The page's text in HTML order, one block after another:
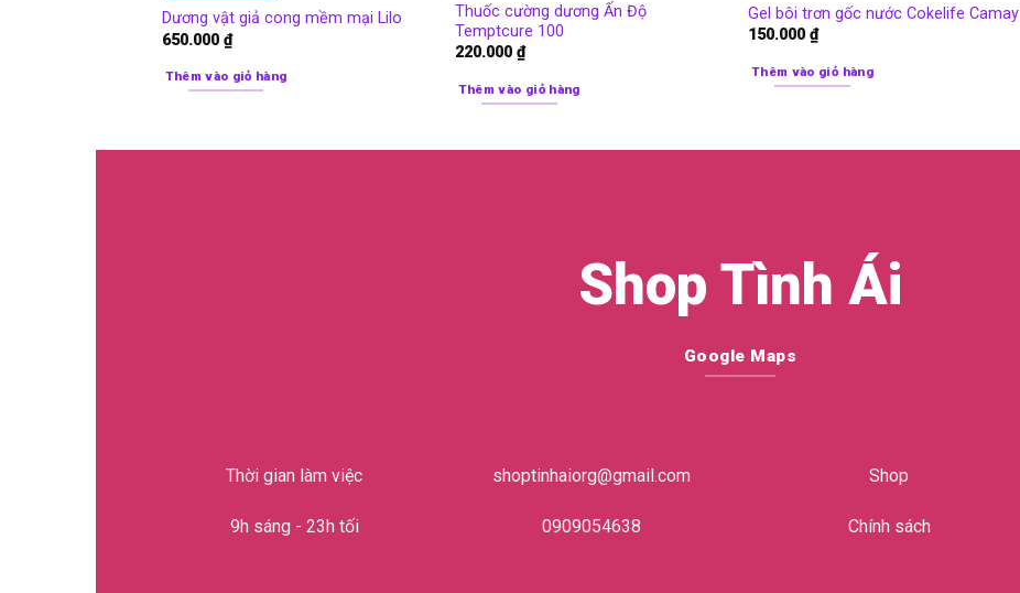
Dương vật giả cong mềm mại Lilo
650.000 ₫
Thêm vào giỏ hàng
Thuốc cường dương Ấn Độ
Temptcure 100
220.000₫
Thêm vào giỏ hàng
Gel bôi trơn gốc nước Cokelife Camay
150.000₫
Thêm vào giỏ hàng
Shop Tình Ái
Google Maps
Thời gian làm việc
9h sáng - 23h tối
shoptinhaiorg@gmail.com
0909054638
Shop
Chính sách